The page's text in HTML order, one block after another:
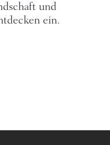
und
ein.